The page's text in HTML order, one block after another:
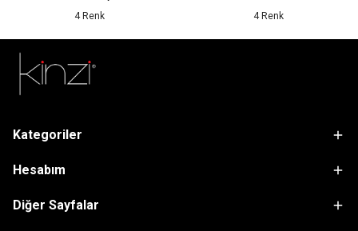
4 Renk 4 Renk
Kategoriler
Hesabım
Diğer Sayfalar